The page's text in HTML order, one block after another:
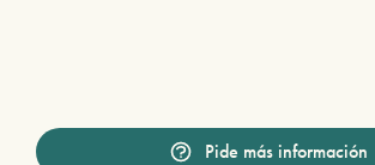
Pide más información